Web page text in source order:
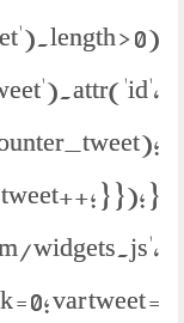
> 0)
} }); }
widgets.js',
0; var tweet =